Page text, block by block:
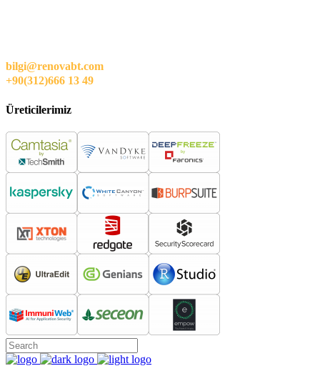
bilgi@renovabt.com
+90(312)666 13 49
Üreticilerimiz